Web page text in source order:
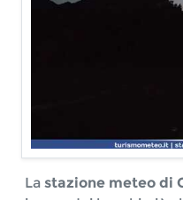
La stazione meteo di